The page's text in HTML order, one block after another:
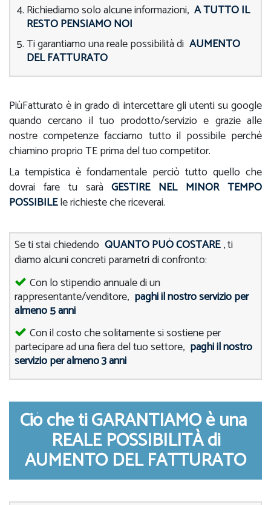
Richiediamo solo alcune informazioni, A TUTTO IL
RESTO PENSIAMO NOI
Ti garantiamo una reale possibilità di AUMENTO
DEL FATTURATO
PiùFatturato è in grado di intercettare gli utenti su google
quando cercano il tuo prodotto/servizio e grazie alle
nostre competenze facciamo tutto il possibile perché
chiamino proprio TE prima del tuo competitor.
La tempistica è fondamentale perciò tutto quello che
dovrai fare tu saràGESTIRE NEL MINOR TEMPO
POSSIBILEle richieste che riceverai.
Se ti stai chiedendo QUANTO PUÒ COSTARE , ti
diamo alcuni concreti parametri di confronto:
Con lo stipendio annuale di un
rappresentante/venditore, paghi il nostro servizio per
almeno 5 anni
Con il costo che solitamente si sostiene per
partecipare ad una fiera del tuo settore, paghi il nostro
servizio per almeno 3 anni
Ciò che ti GARANTIAMO è una
REALE POSSIBILITÀ di
AUMENTO DEL FATTURATO